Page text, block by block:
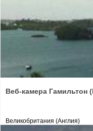
Веб-камера Гамильтон
Великобритания (Англия)